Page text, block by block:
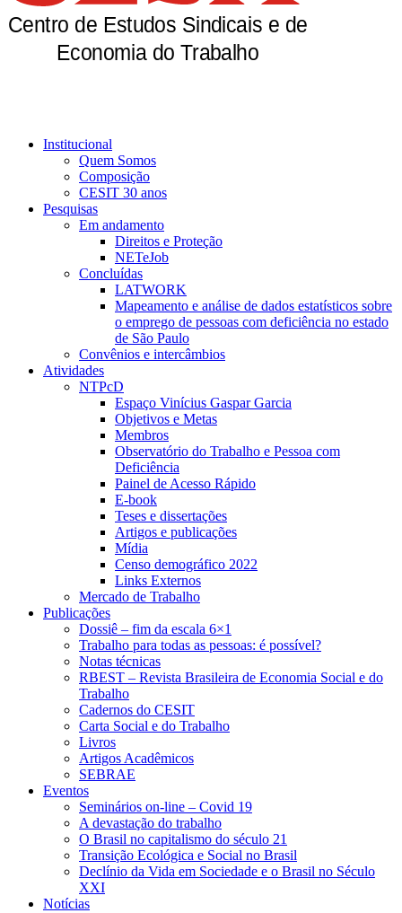
Institucional
Quem Somos
Composição
CESIT 30 anos
Pesquisas
Em andamento
Direitos e Proteção
NETeJob
Concluídas
LATWORK
Mapeamento e análise de dados estatísticos sobre
o emprego de pessoas com deficiência no estado
de São Paulo
Convênios e intercâmbios
Atividades
NTPcD
Espaço Vinícius Gaspar Garcia
Objetivos e Metas
Membros
Observatório do Trabalho e Pessoa com
Deficiência
Painel de Acesso Rápido
E-book
Teses e dissertações
Artigos e publicações
Mídia
Censo demográfico 2022
Links Externos
Mercado de Trabalho
Publicações
Dossiê – fim da escala 6×1
Trabalho para todas as pessoas: é possível?
Notas técnicas
RBEST – Revista Brasileira de Economia Social e do
Trabalho
Cadernos do CESIT
Carta Social e do Trabalho
Livros
Artigos Acadêmicos
SEBRAE
Eventos
Seminários on-line – Covid 19
A devastação do trabalho
O Brasil no capitalismo do século 21
Transição Ecológica e Social no Brasil
Declínio da Vida em Sociedade e o Brasil no Século
XXI
Notícias